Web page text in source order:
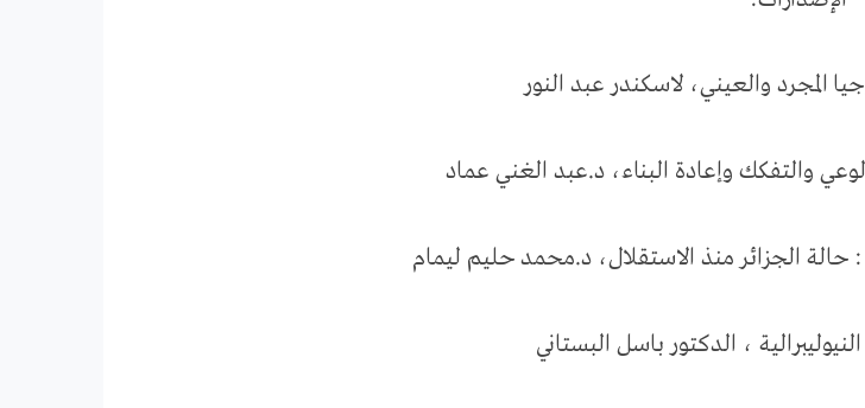
المجرد والعيني، لاسكندر عبد النور
والتفكك وإعادة البناء، د.عبد الغني عماد
حالة الجزائر منذ الاستقلال، د.محمد حليم ليمام
، الدكتور باسل البستاني